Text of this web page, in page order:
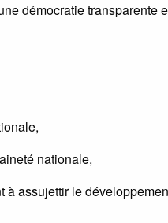
démocratie transparente
nationale,
à assujettir le